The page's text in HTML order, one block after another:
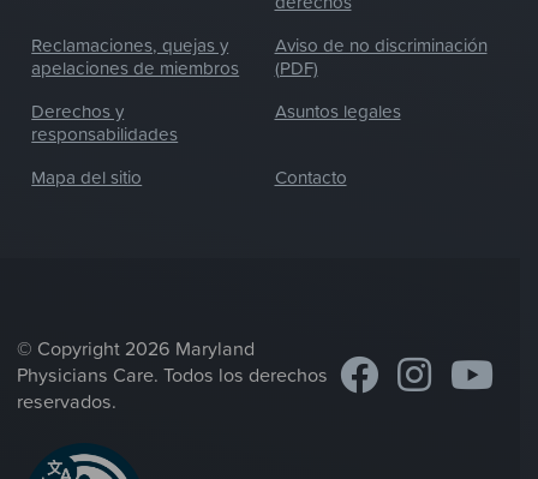
Reclamaciones, quejas y
apelaciones de miembros
Aviso de no discriminación
(PDF)
Derechos y
responsabilidades
Asuntos legales
Mapa del sitio Contacto
© Copyright 2026 Maryland
Physicians Care. Todos los derechos
reservados.